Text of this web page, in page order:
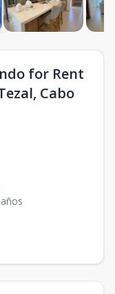
for Rent
Cabo